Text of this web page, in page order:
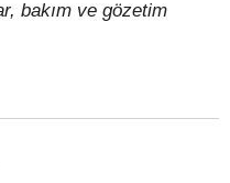
bakım ve gözetim